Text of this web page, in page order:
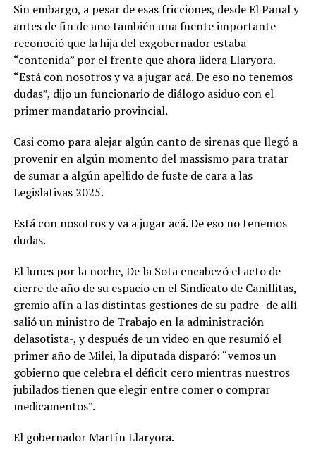
Sin embargo, a pesar de esas fricciones, desde El Panal y
antes de fin de año también una fuente importante
reconoció que la hija del exgobernador estaba
“contenida” por el frente que ahora lidera Llaryora.
“Está con nosotros y va a jugar acá. De eso no tenemos
dudas”, dijo un funcionario de diálogo asiduo con el
primer mandatario provincial.
Casi como para alejar algún canto de sirenas que llegó a
provenir en algún momento del massismo para tratar
de sumar a algún apellido de fuste de cara a las
Legislativas 2025.
Está con nosotros y va a jugar acá. De eso no tenemos
dudas.
El lunes por la noche, De la Sota encabezó el acto de
cierre de año de su espacio en el Sindicato de Canillitas,
gremio afín a las distintas gestiones de su padre -de allí
salió un ministro de Trabajo en la administración
delasotista-, y después de un video en que resumió el
primer año de Milei, la diputada disparó: “vemos un
gobierno que celebra el déficit cero mientras nuestros
jubilados tienen que elegir entre comer o comprar
medicamentos”.
El gobernador Martín Llaryora.